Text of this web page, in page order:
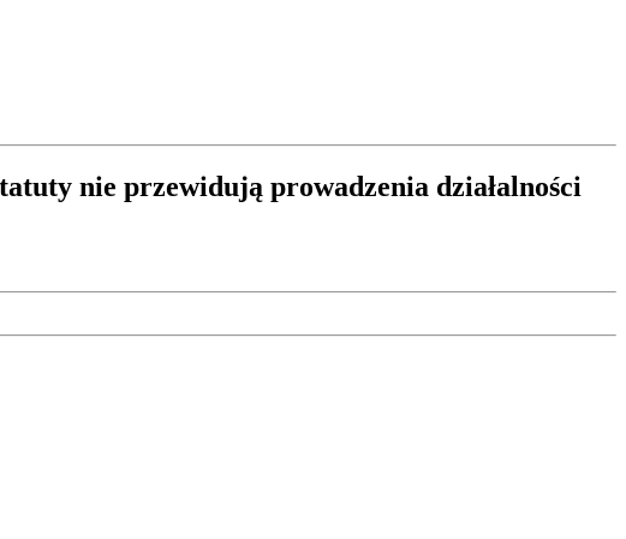
nie przewidują prowadzenia działalności